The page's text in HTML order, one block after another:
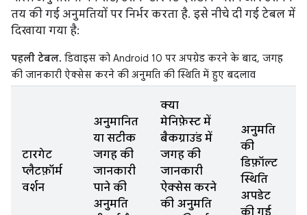
तय की गई अनुमतियों पर निर्भर करता है. इसे नीचे दी गई टेबल में
दिखाया गया है:
पहली टेबल. डिवाइस को Android 10 पर अपग्रेड करने के बाद, जगह
की जानकारी ऐक्सेस करने की अनुमति की स्थिति में हुए बदलाव
टारगेट
प्लैटफ़ॉर्म
वर्शन
अनुमानित
या सटीक
जगह की
जानकारी
पाने की
अनुमति
क्या
मेनिफ़ेस्ट में
बैकग्राउंड में
जगह की
जानकारी
ऐक्सेस करने
की अनुमति
अनुमति
की
डिफ़ॉल्ट
स्थिति
अपडेट
की गई